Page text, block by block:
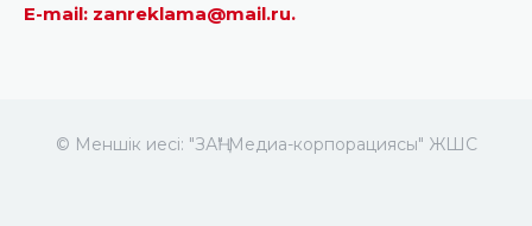
E-mail: zanreklama@mail.ru.
© Меншік иесі: "ЗАҢ" Медиа-корпорациясы" ЖШС